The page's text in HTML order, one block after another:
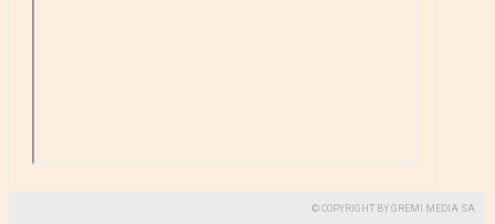
© COPYRIGHT BY GREMI MEDIA SA